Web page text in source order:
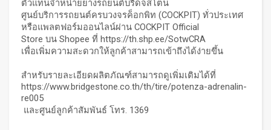
ตัวแทนจำหน่ายยางรถยนต์บริดจสโตน
ศูนย์บริการรถยนต์ครบวงจรค็อกพิท (COCKPIT) ทั่วประเทศ
หรือแพลตฟอร์มออนไลน์ผ่าน COCKPIT Official
Store บน Shopee ที่ https://th.shp.ee/SotwCRA
เพื่อเพิ่มความสะดวกให้ลูกค้าสามารถเข้าถึงได้ง่ายขึ้น
สำหรับรายละเอียดผลิตภัณฑ์สามารถดูเพิ่มเติมได้ที่
https://www.bridgestone.co.th/th/tire/potenza-adrenalin-
re005
และศูนย์ลูกค้าสัมพันธ์ โทร. 1369